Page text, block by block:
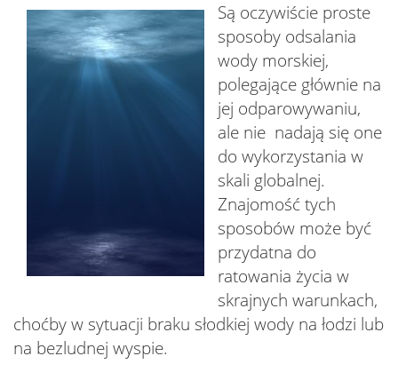
Są oczywiście proste
sposoby odsalania
wody morskiej,
polegające głównie na
jej odparowywaniu,
ale nie nadają się one
do wykorzystania w
skali globalnej.
Znajomość tych
sposobów może być
przydatna do
ratowania życia w
skrajnych warunkach,
choćby w sytuacji braku słodkiej wody na łodzi lub
na bezludnej wyspie.